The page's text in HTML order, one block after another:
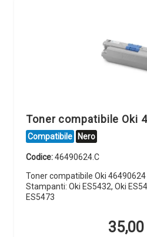
Toner compatibile Oki
Compatibile Nero
Codice:46490624.C
Toner compatibile Oki
Stampanti: Oki ES5432, Oki
ES5473
35,00